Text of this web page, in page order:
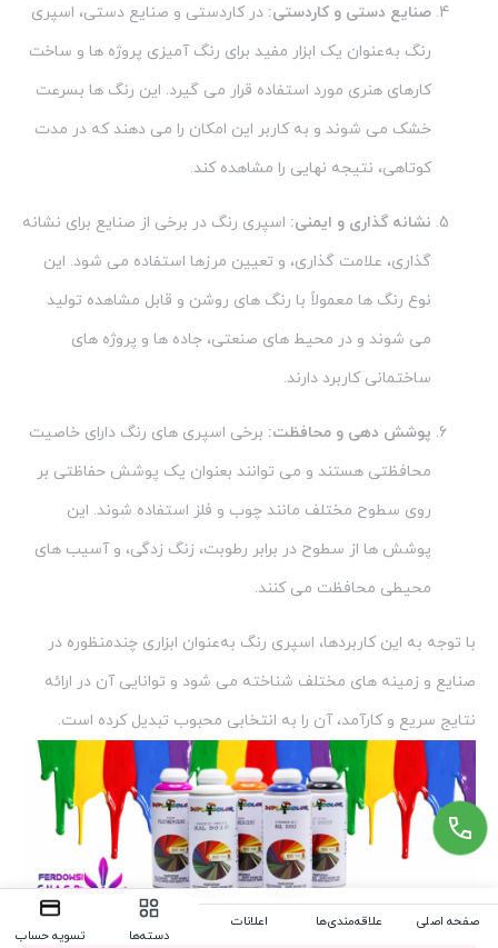
صنایع دستی و کاردستی: در کاردستی و صنایع دستی، اسپری
رنگ به‌عنوان یک ابزار مفید برای رنگ آمیزی پروژه ها و ساخت
کارهای هنری مورد استفاده قرار می گیرد. این رنگ ها بسرعت
خشک می شوند و به کاربر این امکان را می دهند که در مدت
کوتاهی، نتیجه نهایی را مشاهده کند.
نشانه گذاری و ایمنی: اسپری رنگ در برخی از صنایع برای نشانه
گذاری، علامت گذاری، و تعیین مرزها استفاده می شود. این
نوع رنگ ها معمولاً با رنگ های روشن و قابل مشاهده تولید
می شوند و در محیط های صنعتی، جاده ها و پروژه های
ساختمانی کاربرد دارند.
پوشش دهی و محافظت: برخی اسپری های رنگ دارای خاصیت
محافظتی هستند و می توانند بعنوان یک پوشش حفاظتی بر
روی سطوح مختلف مانند چوب و فلز استفاده شوند. این
پوشش ها از سطوح در برابر رطوبت، زنگ زدگی، و آسیب های
محیطی محافظت می کنند.
با توجه به این کاربردها، اسپری رنگ به‌عنوان ابزاری چندمنظوره در
صنایع و زمینه های مختلف شناخته می شود و توانایی آن در ارائه
نتایج سریع و کارآمد، آن را به انتخابی محبوب تبدیل کرده است.
صفحه اصلی علاقه‌مندی‌ها
اعلانات
دسته‌ها
تسویه حساب